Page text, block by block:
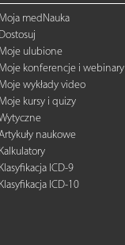
Moja medNauka
Dostosuj
Moje ulubione
Moje konferencje i webinary
Moje wykłady video
Moje kursy i quizy
naukowe
Kalkulatory
Klasyfikacja ICD-9
Klasyfikacja ICD-10